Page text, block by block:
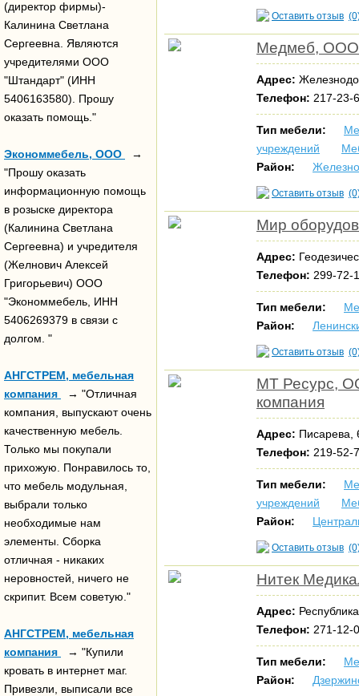
(директор фирмы)-
Калинина Светлана
Сергеевна. Являются
учредителями ООО
"Штандарт" (ИНН
5406163580). Прошу
оказать помощь."
Экономмебель, ООО
→
"Прошу оказать
информационную помощь
в розыске директора
(Калинина Светлана
Сергеевна) и учредителя
(Желнович Алексей
Григорьевич) ООО
"Экономмебель, ИНН
5406269379 в связи с
долгом. "
АНГСТРЕМ, мебельная
компания
→ "Отличная
компания, выпускают очень
качественную мебель.
Только мы покупали
прихожую. Понравилось то,
что мебель модульная,
выбрали только
необходимые нам
элементы. Сборка
отличная - никаких
неровностей, ничего не
скрипит. Всем советую."
АНГСТРЕМ, мебельная
компания
→ "Купили
кровать в интернет маг.
Привезли, выписали все
Оставить отзыв
Медмеб, ООО
Адрес:
Телефон: 217-23-
Тип мебели:
учреждений
Район:
Оставить отзыв
Мир
Адрес:
Телефон: 299-72-
Тип мебели:
Район:
Оставить отзыв
МТ Ресурс,
компания
Адрес: Писарева,
Телефон: 219-52-
Тип мебели:
учреждений
Район:
Оставить отзыв
Нитек
Адрес:
Телефон: 271-12-
Тип мебели:
Район: